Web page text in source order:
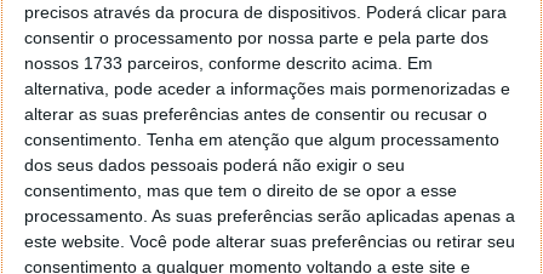
precisos através da procura de dispositivos. Poderá clicar para
consentir o processamento por nossa parte e pela parte dos
nossos 1733 parceiros, conforme descrito acima. Em
alternativa, pode aceder a informações mais pormenorizadas e
alterar as suas preferências antes de consentir ou recusar o
consentimento. Tenha em atenção que algum processamento
dos seus dados pessoais poderá não exigir o seu
consentimento, mas que tem o direito de se opor a esse
processamento. As suas preferências serão aplicadas apenas a
este website. Você pode alterar suas preferências ou retirar seu
consentimento a qualquer momento voltando a este site e
Desculpa mas o link funciona. Seja como for segue por mail
o MSn Messenger 8.
Responder
Vítor M.
@Rui
Tens de encontrar o que te falei. Faz da seguinte maneira,
janela iniciar e no topo dessa janela com o botão direito do
rato faz propriedades. Depois no separador Menu ‘Iniciar’
clica no botão ‘Personalizar’ aí encontrarás no separador